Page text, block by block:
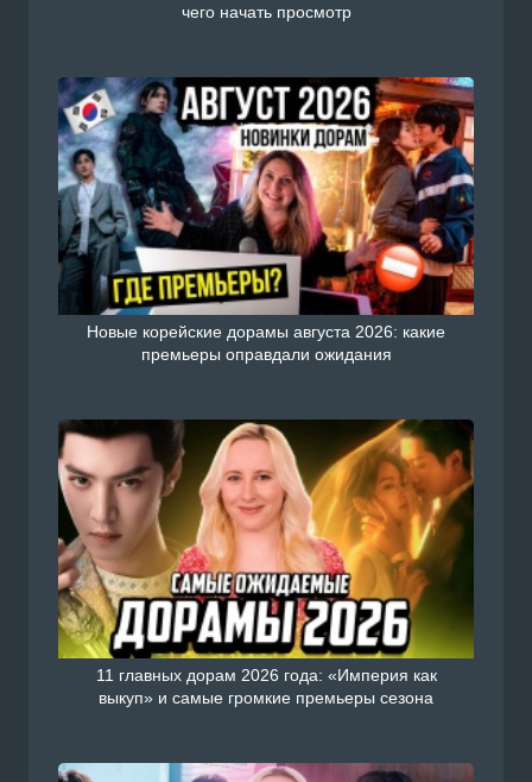
чего начать просмотр
Новые корейские дорамы августа 2026: какие
премьеры оправдали ожидания
11 главных дорам 2026 года: «Империя как
выкуп» и самые громкие премьеры сезона